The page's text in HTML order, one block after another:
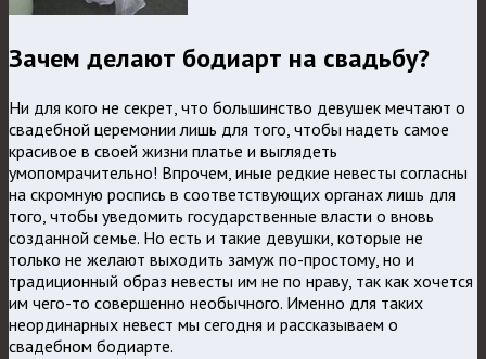
Зачем делают бодиарт на свадьбу?
Ни для кого не секрет, что большинство девушек мечтают о
свадебной церемонии лишь для того, чтобы надеть самое
красивое в своей жизни платье и выглядеть
умопомрачительно! Впрочем, иные редкие невесты согласны
на скромную роспись в соответствующих органах лишь для
того, чтобы уведомить государственные власти о вновь
созданной семье. Но есть и такие девушки, которые не
только не желают выходить замуж по-простому, но и
традиционный образ невесты им не по нраву, так как хочется
им чего-то совершенно необычного. Именно для таких
неординарных невест мы сегодня и рассказываем о
свадебном бодиарте.